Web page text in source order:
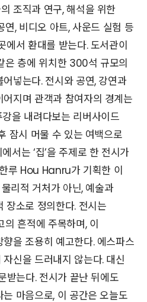
조직과 연구, 해석을 위한
, 비디오 아트, 사운드 실험 등
에서 환대를 받는다. 도서관이
은 층에 위치한 300석 규모의
넣는다. 전시와 공연, 강연과
지며 관객과 참여자의 경계는
을 내려다보는 리버사이드
잠시 머물 수 있는 여백으로
서는 ‘집’을 주제로 한 전시가
루 Hou Hanru가 기획한 이
리적 거처가 아닌, 예술과
장소로 정의한다. 전시는
의 흔적에 주목하며, 이
을 조용히 예고한다. 에스파스
신을 드러내지 않는다. 대신
받는다. 전시가 끝난 뒤에도
마음으로, 이 공간은 오늘도